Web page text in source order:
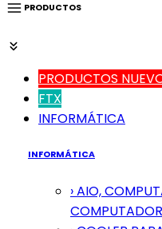
PRODUCTOS
PRODUCTOS
FTX
INFORMÁTICA
INFORMÁTICA
› AIO,